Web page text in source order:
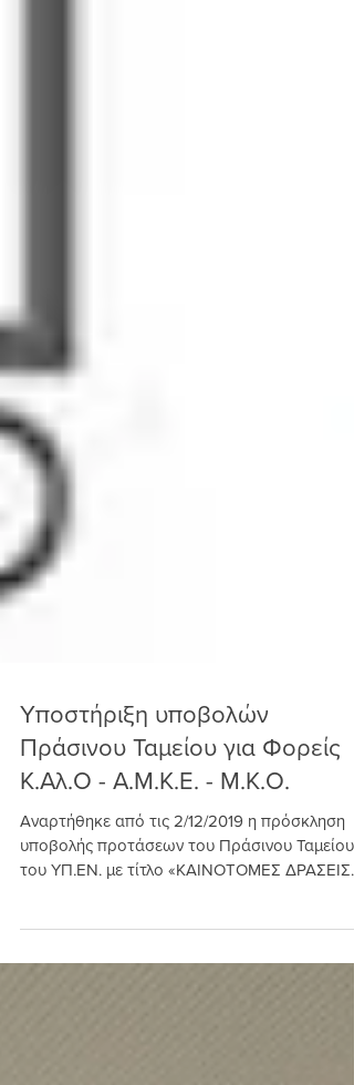
Υποστήριξη υποβολών
Πράσινου Ταμείου για Φορείς
Κ.Αλ.Ο - Α.Μ.Κ.Ε. - Μ.Κ.Ο.
Αναρτήθηκε από τις 2/12/2019 η πρόσκληση
του ΥΠ.ΕΝ. με τίτλο «ΚΑΙΝΟΤΟΜΕΣ ΔΡΑΣΕΙΣ